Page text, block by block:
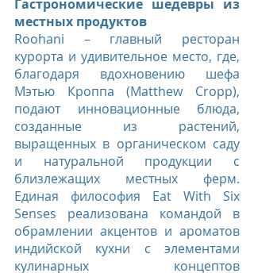
Гастрономические шедевры из
местных продуктов
Roohani – главный ресторан
курорта и удивительное место, где,
благодаря вдохновению шефа
Мэтью Кроппа (Matthew Cropp),
подают инновационные блюда,
созданные из растений,
выращенных в органическом саду
и натуральной продукции с
близлежащих местных ферм.
Единая философия Eat With Six
Senses реализована командой в
обрамлении акцентов и ароматов
индийской кухни с элементами
кулинарных концептов